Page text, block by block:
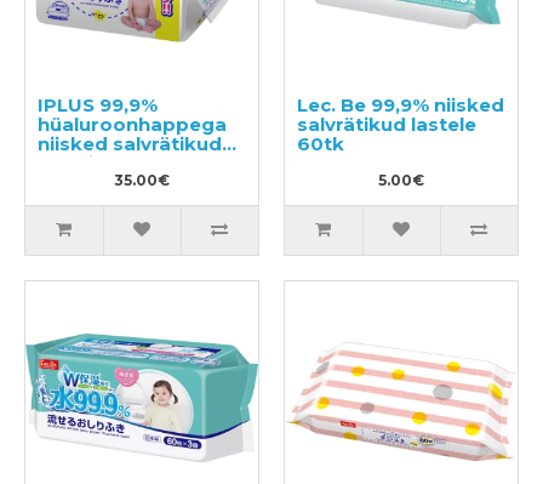
IPLUS 99,9%
hüaluroonhappega
niisked salvrätikud
beebile 960tk
35.00€
Lec. Be 99,9% niisked
salvrätikud lastele
60tk
5.00€